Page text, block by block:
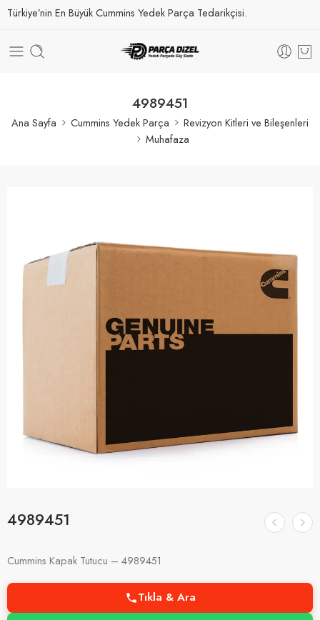
Türkiye’nin En Büyük Cummins Yedek Parça Tedarikçisi.
4989451
Ana Sayfa Cummins Yedek Parça
Revizyon Kitleri ve Bileşenleri
Muhafaza
4989451
Cummins Kapak Tutucu – 4989451
Tıkla & Ara